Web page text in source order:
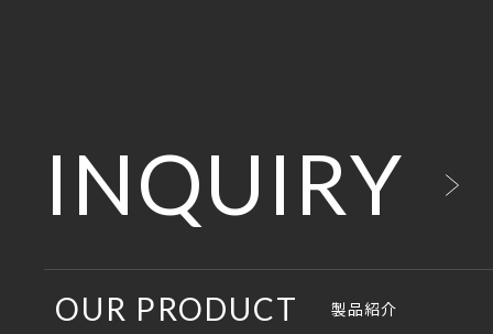
INQUIRY
OUR PRODUCT 製品紹介